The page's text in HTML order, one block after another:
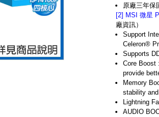
原廠三年保
[2] MSI 微星
廠資訊）
Support
Celeron®
Supports
Core Boost
provide
Memory
stability
Lightning
AUDIO